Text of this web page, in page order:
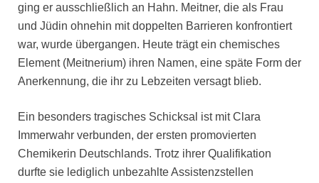
ging er ausschließlich an Hahn. Meitner, die als Frau
und Jüdin ohnehin mit doppelten Barrieren konfrontiert
war, wurde übergangen. Heute trägt ein chemisches
Element (Meitnerium) ihren Namen, eine späte Form der
Anerkennung, die ihr zu Lebzeiten versagt blieb.
Ein besonders tragisches Schicksal ist mit Clara
Immerwahr verbunden, der ersten promovierten
Chemikerin Deutschlands. Trotz ihrer Qualifikation
durfte sie lediglich unbezahlte Assistenzstellen